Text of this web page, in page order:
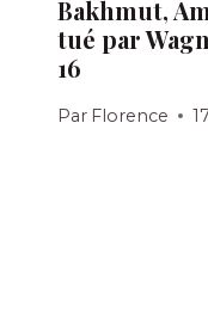
Bakhmut,
tué par
16
Par Florence